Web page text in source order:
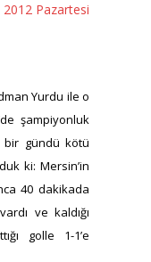
2012 Pazartesi
Yurdu ile o
şampiyonluk
bir gündü kötü
ki: Mersin’in
40 dakikada
ve kaldığı
golle 1-1’e